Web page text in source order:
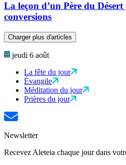
La leçon d’un Père du
conversions
Charger plus d'articles
jeudi 6 août
La fête du jour
Évangile
Méditation du jour
Prières du jour
Newsletter
Recevez Aleteia chaque jour dans